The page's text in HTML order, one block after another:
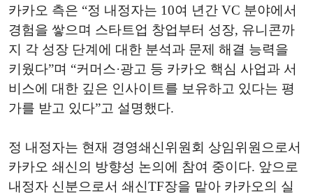
카카오 측은 “정 내정자는 10여 년간 VC 분야에서
경험을 쌓으며 스타트업 창업부터 성장, 유니콘까
지 각 성장 단계에 대한 분석과 문제 해결 능력을
키웠다”며 “커머스·광고 등 카카오 핵심 사업과 서
비스에 대한 깊은 인사이트를 보유하고 있다는 평
가를 받고 있다”고 설명했다.
정 내정자는 현재 경영쇄신위원회 상임위원으로서
카카오 쇄신의 방향성 논의에 참여 중이다. 앞으로
내정자 신분으로서 쇄신TF장을 맡아 카카오의 실